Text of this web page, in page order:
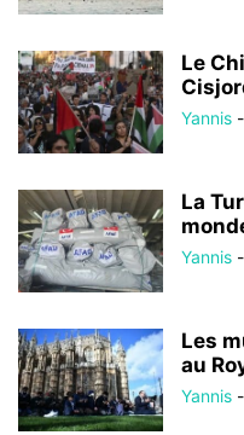
Le
Yannis -
La
Yannis -
Les
au
Yannis -